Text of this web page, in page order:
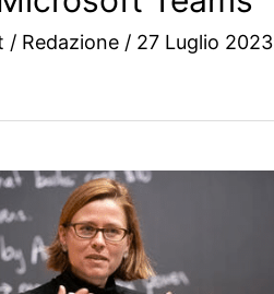
/ Redazione / 27 Luglio 2023